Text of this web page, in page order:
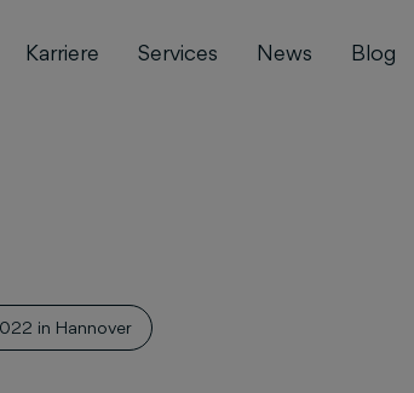
Karriere Services News Blog
in Hannover